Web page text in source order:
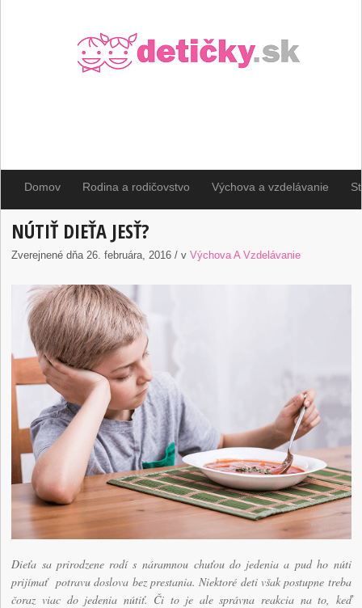
Domov Rodina a rodičovstvo Výchova a vzdelávanie
NÚTIŤ DIEŤA JESŤ?
Zverejnené dňa 26. februára, 2016 / vVýchova A Vzdelávanie
Dieťa sa prirodzene rodí s náramnou chuťou do jedenia a pud ho núti
prijímať potravu doslova bez prestania. Niektoré deti však postupne treba
čoraz viac do jedenia nútiť. Či to je ale správna reakcia na to, keď